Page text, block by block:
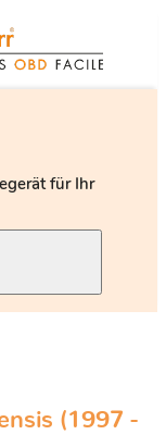
für Ihr
(1997 -